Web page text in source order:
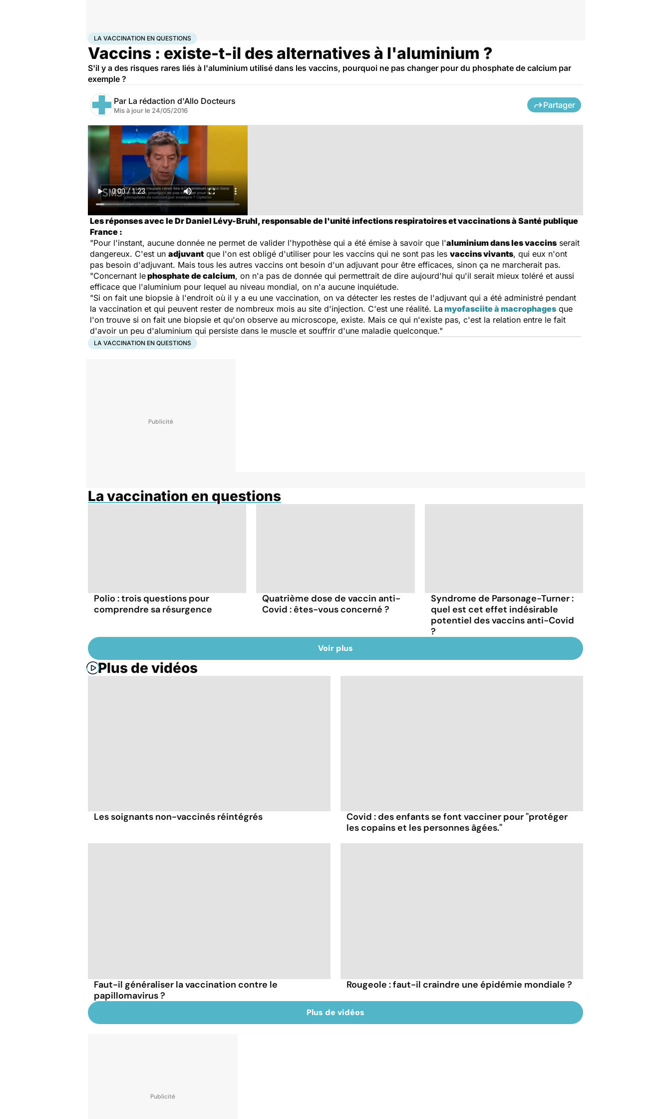
AccueilSantéLa vaccination en questions
LA VACCINATION EN QUESTIONS
Vaccins : existe-t-il des alternatives à l'aluminium ?
S'il y a des risques rares liés à l'aluminium utilisé dans les vaccins, pourquoi ne pas changer pour du phosphate de calcium par
exemple ?
Par La rédaction d'Allo Docteurs
Mis à jour le 24/05/2016
Partager
Les réponses avec le Dr Daniel Lévy-Bruhl, responsable de l'unité infections respiratoires et vaccinations à Santé publique
France :
"Pour l'instant, aucune donnée ne permet de valider l'hypothèse qui a été émise à savoir que l'aluminium dans les vaccins serait
dangereux. C'est un adjuvant que l'on est obligé d'utiliser pour les vaccins qui ne sont pas les vaccins vivants, qui eux n'ont
pas besoin d'adjuvant. Mais tous les autres vaccins ont besoin d'un adjuvant pour être efficaces, sinon ça ne marcherait pas.
"Concernant lephosphate de calcium, on n'a pas de donnée qui permettrait de dire aujourd'hui qu'il serait mieux toléré et aussi
efficace que l'aluminium pour lequel au niveau mondial, on n'a aucune inquiétude.
"Si on fait une biopsie à l'endroit où il y a eu une vaccination, on va détecter les restes de l'adjuvant qui a été administré pendant
la vaccination et qui peuvent rester de nombreux mois au site d'injection. C'est une réalité. La myofasciite à macrophages que
l'on trouve si on fait une biopsie et qu'on observe au microscope, existe. Mais ce qui n'existe pas, c'est la relation entre le fait
d'avoir un peu d'aluminium qui persiste dans le muscle et souffrir d'une maladie quelconque."
LA VACCINATION EN QUESTIONS
La vaccination en questions
Polio : trois questions pour
comprendre sa résurgence
Quatrième dose de vaccin anti-
Covid : êtes-vous concerné ?
Syndrome de Parsonage-Turner :
quel est cet effet indésirable
potentiel des vaccins anti-Covid
?
Voir plus
Plus de vidéos
Les soignants non-vaccinés réintégrés
Covid : des enfants se font vacciner pour "protéger
les copains et les personnes âgées."
Faut-il généraliser la vaccination contre le
papillomavirus ?
Rougeole : faut-il craindre une épidémie mondiale ?
Plus de vidéos